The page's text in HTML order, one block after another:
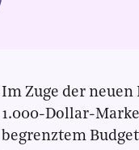
Im Zuge der neuen
1.000-Dollar-
begrenztem